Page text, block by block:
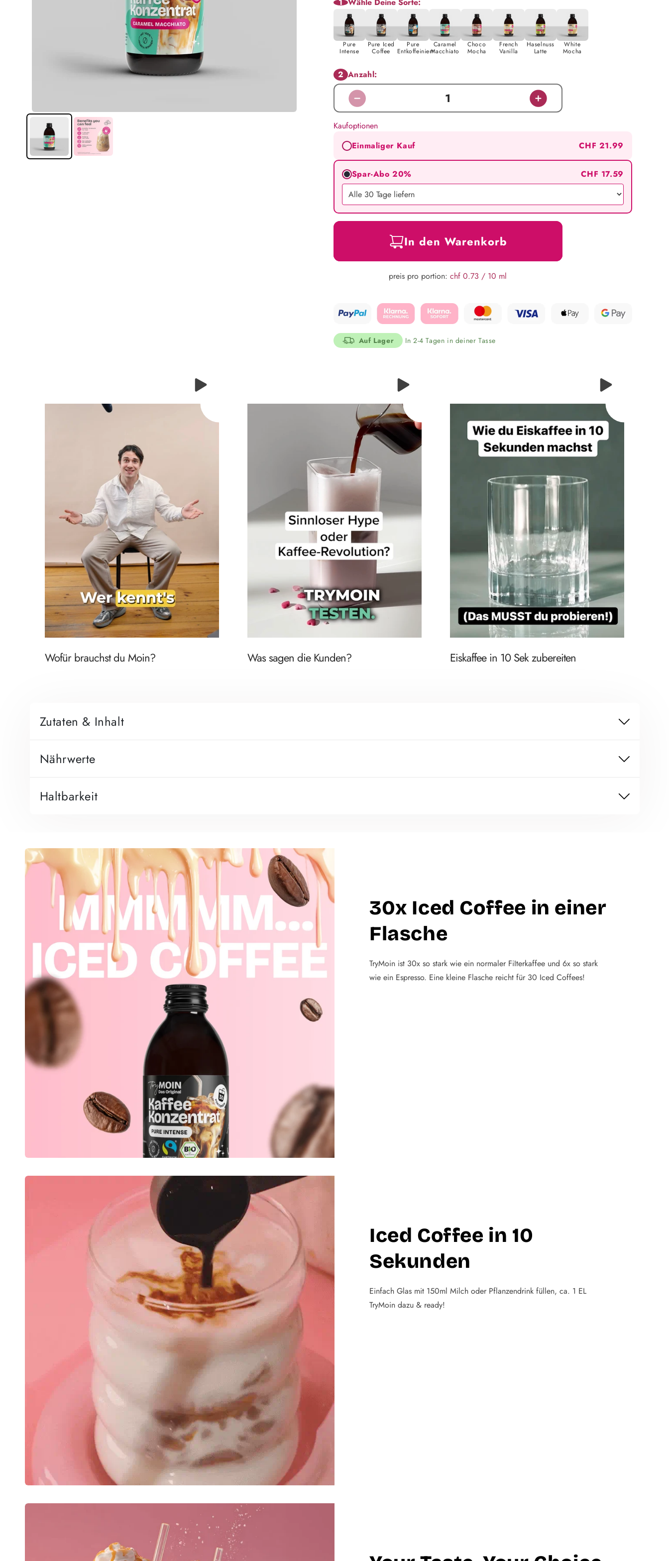
Pure
Intense
Pure Iced
Coffee
Pure
Entkoffeiniert
Caramel
Macchiato
Choco
Mocha
French
Vanilla
Haselnuss
Latte
White
Mocha
2 Anzahl:
Verringere
die
Menge
für
Macchiato
Erhöhe
die
Kaufoptionen
Einmaliger Kauf
CHF 21.99
Spar-Abo 20% CHF 17.59
In den Warenkorb
preis pro portion:chf 0.73 / 10 ml
Auf Lager In 2-4 Tagen in deiner Tasse
Wofür brauchst du Moin? Was sagen die Kunden? Eiskaffee in 10 Sek zubereiten
Zutaten & Inhalt
Nährwerte
Haltbarkeit
30x Iced Coffee in einer
Flasche
TryMoin ist 30x so stark wie ein normaler FiIterkaffee und 6x so stark
wie ein Espresso. Eine kleine Flasche reicht für 30 Iced Coffees!
Iced Coffee in 10
Sekunden
Einfach Glas mit 150ml Milch oder Pflanzendrink füllen, ca. 1 EL
TryMoin dazu & ready!